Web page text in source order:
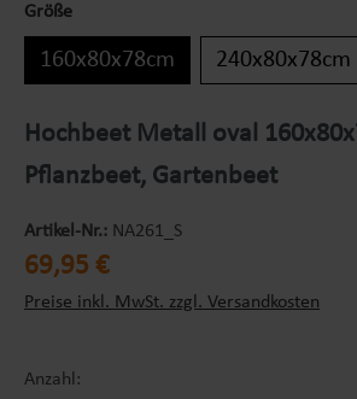
Größe
160x80x78cm 240x80x78cm
Hochbeet Metall oval
Pflanzbeet, Gartenbeet
Artikel-Nr.: NA261_S
Regulärer Preis:
69,95 €
Preise inkl. MwSt. zzgl. Versandkosten
Anzahl: